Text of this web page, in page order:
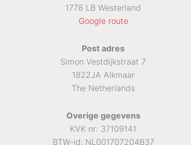
1778 LB Westerland
Google route
Post adres
Simon Vestdijkstraat 7
1822JA Alkmaar
The Netherlands
Overige gegevens
KVK nr: 37109141
BTW-id: NL001707204B37